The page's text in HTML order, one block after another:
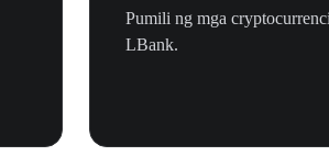
Pumili ng mga
LBank.